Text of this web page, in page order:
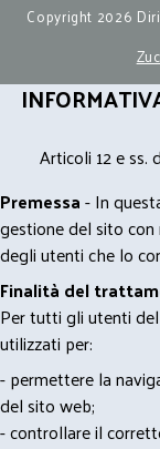
Copyright 2026
Articoli 12 e ss.
Premessa- In
gestione del sito
degli utenti che lo
Finalità del
Per tutti gli utenti
utilizzati per:
- permettere la
del sito web;
- controllare il